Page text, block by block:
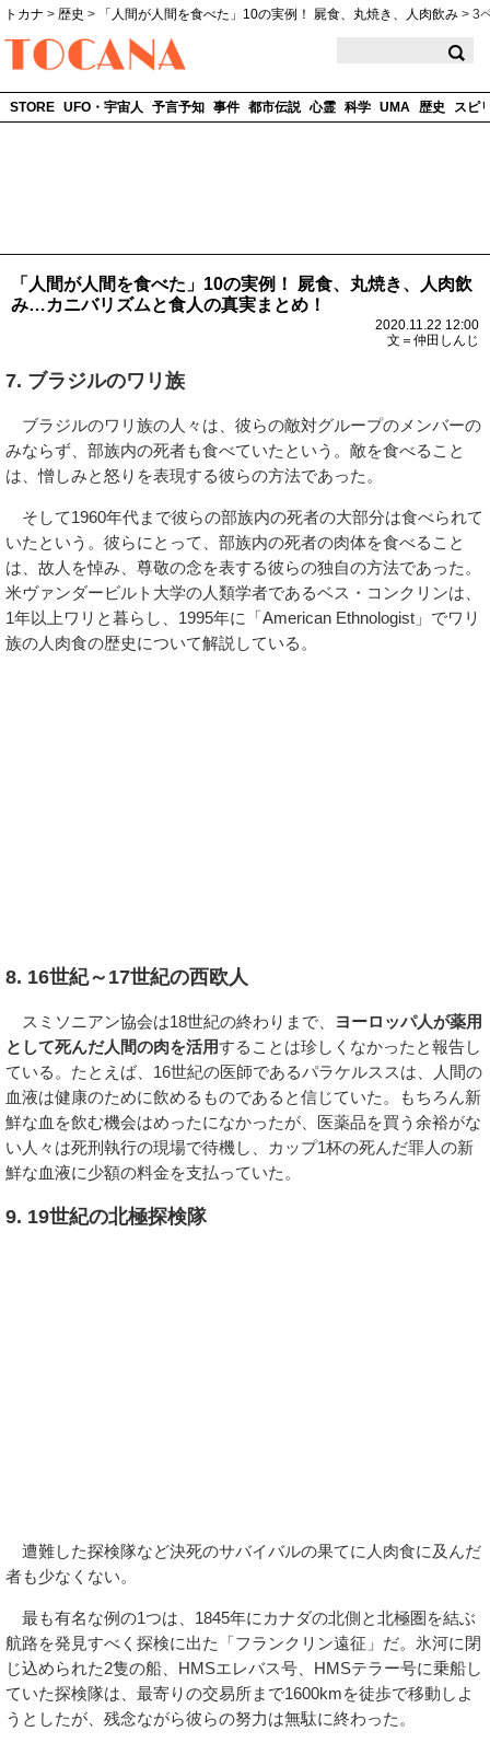
トカナ > 歴史 > 「人間が人間を食べた」10の実例！ 屍食、丸焼き、人肉飲み > 3
STORE UFO・宇宙人 予言予知 事件 都市伝説 心霊 科学 UMA 歴史 スピ
「人間が人間を食べた」10の実例！ 屍食、丸焼き、人肉飲
み…カニバリズムと食人の真実まとめ！
2020.11.22 12:00
文＝仲田しんじ
7. ブラジルのワリ族
ブラジルのワリ族の人々は、彼らの敵対グループのメンバーの
みならず、部族内の死者も食べていたという。敵を食べること
は、憎しみと怒りを表現する彼らの方法であった。
そして1960年代まで彼らの部族内の死者の大部分は食べられて
いたという。彼らにとって、部族内の死者の肉体を食べること
は、故人を悼み、尊敬の念を表する彼らの独自の方法であった。
米ヴァンダービルト大学の人類学者であるベス・コンクリンは、
1年以上ワリと暮らし、1995年に「American Ethnologist」でワリ
族の人肉食の歴史について解説している。
8. 16世紀～17世紀の西欧人
スミソニアン協会は18世紀の終わりまで、
ヨーロッパ人が薬用
として死んだ人間の肉を活用することは珍しくなかったと報告し
ている。たとえば、16世紀の医師であるパラケルススは、人間の
血液は健康のために飲めるものであると信じていた。もちろん新
鮮な血を飲む機会はめったになかったが、医薬品を買う余裕がな
い人々は死刑執行の現場で待機し、カップ1杯の死んだ罪人の新
鮮な血液に少額の料金を支払っていた。
9. 19世紀の北極探検隊
遭難した探検隊など決死のサバイバルの果てに人肉食に及んだ
者も少なくない。
最も有名な例の1つは、1845年にカナダの北側と北極圏を結ぶ
航路を発見すべく探検に出た「フランクリン遠征」だ。氷河に閉
じ込められた2隻の船、HMSエレバス号、HMSテラー号に乗船し
ていた探検隊は、最寄りの交易所まで1600kmを徒歩で移動しよ
うとしたが、残念ながら彼らの努力は無駄に終わった。